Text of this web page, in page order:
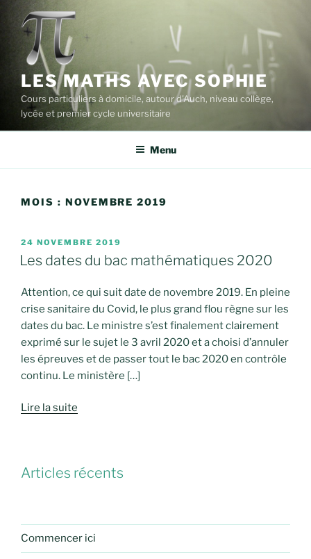
contenu
principal
LES MATHS AVEC SOPHIE
Cours particuliers à domicile, autour d'Auch, niveau collège,
lycée et premier cycle universitaire
Menu
MOIS : NOVEMBRE 2019
PUBLIÉ
LE
24 NOVEMBRE 2019
Les dates du bac mathématiques 2020
Attention, ce qui suit date de novembre 2019. En pleine
crise sanitaire du Covid, le plus grand flou règne sur les
dates du bac. Le ministre s’est finalement clairement
exprimé sur le sujet le 3 avril 2020 et a choisi d’annuler
les épreuves et de passer tout le bac 2020 en contrôle
continu. Le ministère […]
Lire la suite
Articles récents
Commencer ici